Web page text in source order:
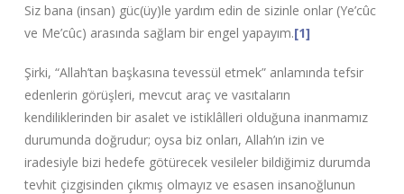
Siz bana (insan) güc(üy)le yardım edin de sizinle onlar (Ye’cûc
ve Me’cûc) arasında sağlam bir engel yapayım.[1]
Şirki, “Allah’tan başkasına tevessül etmek” anlamında tefsir
edenlerin görüşleri, mevcut araç ve vasıtaların
kendiliklerinden bir asalet ve istiklâlleri olduğuna inanmamız
durumunda doğrudur; oysa biz onları, Allah’ın izin ve
iradesiyle bizi hedefe götürecek vesileler bildiğimiz durumda
tevhit çizgisinden çıkmış olmayız ve esasen insanoğlunun